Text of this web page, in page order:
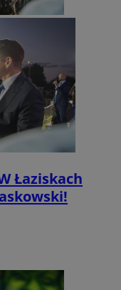
Łaziskach